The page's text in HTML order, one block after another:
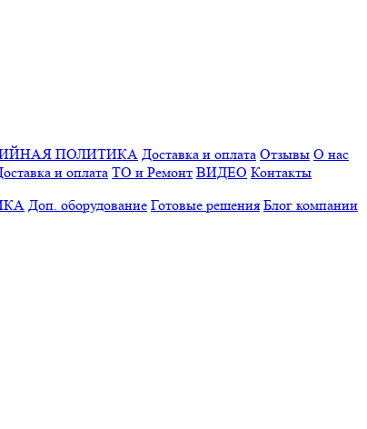
ПОЛИТИКА Доставка и оплата Отзывы О нас
и оплата ТО и Ремонт ВИДЕО Контакты
Доп. оборудование Готовые решения Блог компании